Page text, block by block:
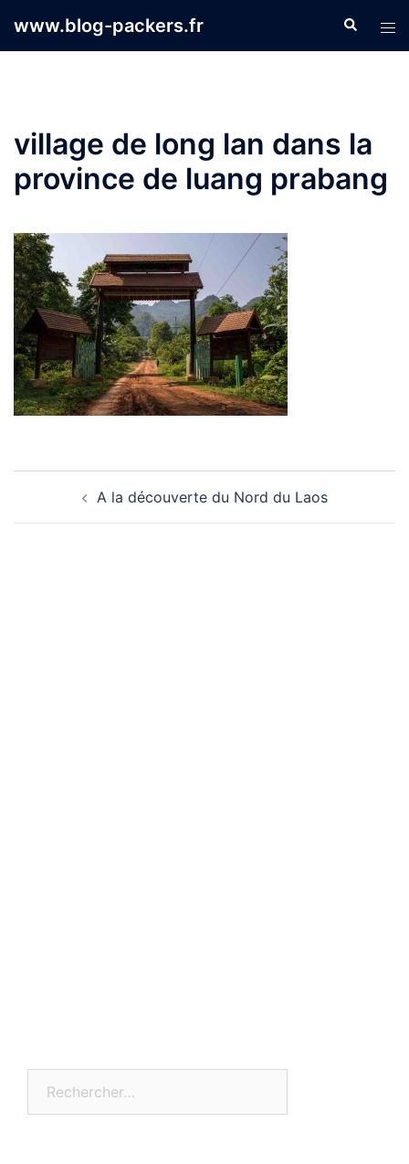
www.blog-packers.fr
le
village de long lan dans la
province de luang prabang
d’articleA la découverte du Nord du Laos